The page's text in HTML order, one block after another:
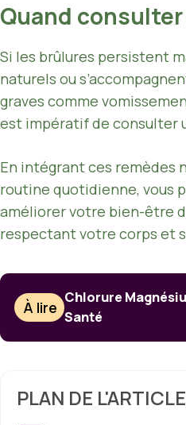
Quand
Si les brûlures persistent
naturels ou
graves comme
est impératif de consulter
En intégrant ces remèdes
routine quotidienne, vous
améliorer votre bien-être
respectant votre corps et
À lire
Chlorure
Santé
PLAN DE L'ARTICLE